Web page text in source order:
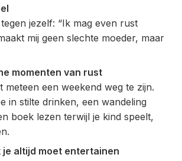
jezelf: “Ik mag even rust
mij geen slechte moeder, maar
momenten van rust
meteen een weekend weg te zijn.
in stilte drinken, een wandeling
boek lezen terwijl je kind speelt,
je altijd moet entertainen